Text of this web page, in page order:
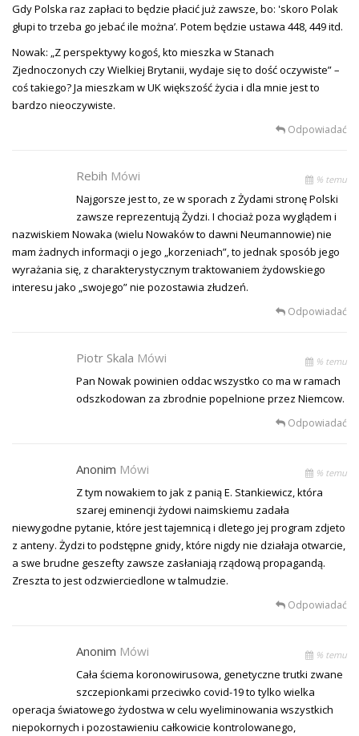
Gdy Polska raz zapłaci to będzie płacić już zawsze, bo: 'skoro Polak
głupi to trzeba go jebać ile można’. Potem będzie ustawa 448, 449 itd.
Nowak: „Z perspektywy kogoś, kto mieszka w Stanach
Zjednoczonych czy Wielkiej Brytanii, wydaje się to dość oczywiste” –
coś takiego? Ja mieszkam w UK większość życia i dla mnie jest to
bardzo nieoczywiste.
Odpowiadać
Rebih Mówi % temu
Najgorsze jest to, ze w sporach z Żydami stronę Polski
zawsze reprezentują Żydzi. I chociaż poza wyglądem i
nazwiskiem Nowaka (wielu Nowaków to dawni Neumannowie) nie
mam żadnych informacji o jego „korzeniach”, to jednak sposób jego
wyrażania się, z charakterystycznym traktowaniem żydowskiego
interesu jako „swojego” nie pozostawia złudzeń.
Odpowiadać
Piotr Skala Mówi % temu
Pan Nowak powinien oddac wszystko co ma w ramach
odszkodowan za zbrodnie popelnione przez Niemcow.
Odpowiadać
Anonim Mówi % temu
Z tym nowakiem to jak z panią E. Stankiewicz, która
szarej eminencji żydowi naimskiemu zadała
niewygodne pytanie, które jest tajemnicą i dletego jej program zdjeto
z anteny. Żydzi to podstępne gnidy, które nigdy nie działaja otwarcie,
a swe brudne geszefty zawsze zasłaniają rządową propagandą.
Zreszta to jest odzwierciedlone w talmudzie.
Odpowiadać
Anonim Mówi % temu
Cała ściema koronowirusowa, genetyczne trutki zwane
szczepionkami przeciwko covid-19 to tylko wielka
operacja światowego żydostwa w celu wyeliminowania wszystkich
niepokornych i pozostawieniu całkowicie kontrolowanego,